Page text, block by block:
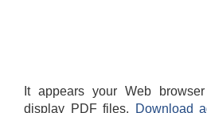
It appears your Web
display PDF files.
Download